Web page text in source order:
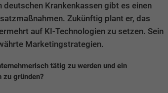
Krankenkassen gibt es einen
Zukünftig plant er, das
auf KI-Technologien zu setzen. Sein
Marketingstrategien.
tätig zu werden und ein
gründen?